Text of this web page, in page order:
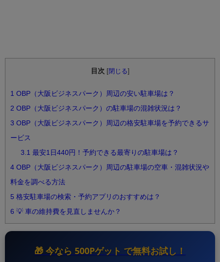
目次 閉じる
1 OBP（大阪ビジネスパーク）周辺の安い駐車場は？
2 OBP（大阪ビジネスパーク）の駐車場の混雑状況は？
3 OBP（大阪ビジネスパーク）周辺の格安駐車場を予約できるサ
ービス
3.1 最安1日440円！予約できる最寄りの駐車場は？
4 OBP（大阪ビジネスパーク）周辺の駐車場の空車・混雑状況や
料金を調べる方法
5 格安駐車場の検索・予約アプリのおすすめは？
6 💡 車の維持費を見直しませんか？
🎁 今なら 500Pゲット で無料お試し！